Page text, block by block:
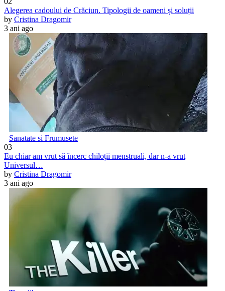
Alegerea cadoului de Crăciun. Tipologii de oameni și soluții
by Cristina Dragomir
3 ani ago
Sanatate si Frumusete
03
Eu chiar am vrut să încerc chiloții menstruali, dar n-a vrut
Universul…
by Cristina Dragomir
3 ani ago